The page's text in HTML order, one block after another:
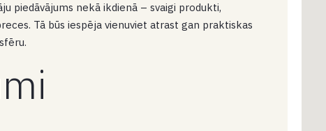
piedāvājums nekā ikdienā – svaigi produkti,
Tā būs iespēja vienuviet atrast gan praktiskas